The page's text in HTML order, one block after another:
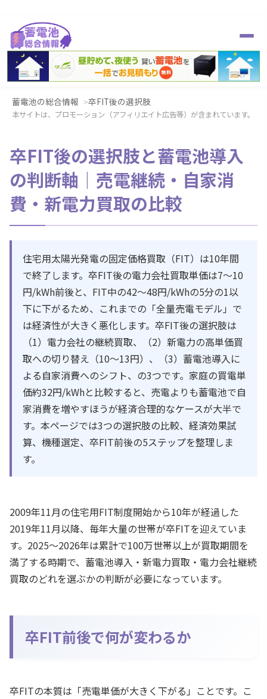
蓄電池の総合情報 卒FIT後の選択肢
本サイトは、プロモーション（アフィリエイト広告等）が含まれています。
卒FIT後の選択肢と蓄電池導入
の判断軸｜売電継続・自家消
費・新電力買取の比較
住宅用太陽光発電の固定価格買取（FIT）は10年間
で終了します。卒FIT後の電力会社買取単価は7〜10
円/kWh前後と、FIT中の42〜48円/kWhの5分の1以
下に下がるため、これまでの「全量売電モデル」で
は経済性が大きく悪化します。卒FIT後の選択肢は
（1）電力会社の継続買取、（2）新電力の高単価買
取への切り替え（10〜13円）、（3）蓄電池導入に
よる自家消費へのシフト、の3つです。家庭の買電単
価約32円/kWhと比較すると、売電よりも蓄電池で自
家消費を増やすほうが経済合理的なケースが大半で
す。本ページでは3つの選択肢の比較、経済効果試
算、機種選定、卒FIT前後の5ステップを整理しま
す。
2009年11月の住宅用FIT制度開始から10年が経過した
2019年11月以降、毎年大量の世帯が卒FITを迎えていま
す。2025〜2026年は累計で100万世帯以上が買取期間を
満了する時期で、蓄電池導入・新電力買取・電力会社継続
買取のどれを選ぶかの判断が必要になっています。
卒FIT前後で何が変わるか
卒FITの本質は「売電単価が大きく下がる」ことです。こ